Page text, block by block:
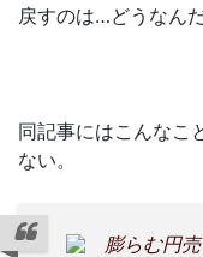
戻すのは…どうなんだ
同記事にはこんなこ
ない。
膨らむ円